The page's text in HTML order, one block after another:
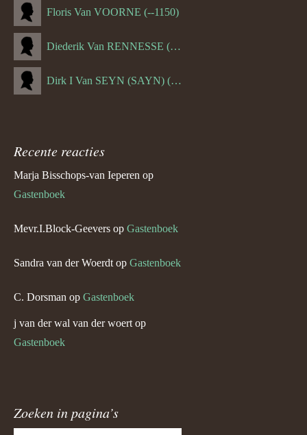
Floris Van VOORNE (--1150)
Diederik Van RENNESSE (--1144)
Dirk I Van SEYN (SAYN) (--1120)
Recente reacties
Marja Bisschops-van Ieperen op
Gastenboek
Mevr.I.Block-Geevers op Gastenboek
Sandra van der Woerdt op Gastenboek
C. Dorsman op Gastenboek
j van der wal van der woert op
Gastenboek
Zoeken in pagina’s